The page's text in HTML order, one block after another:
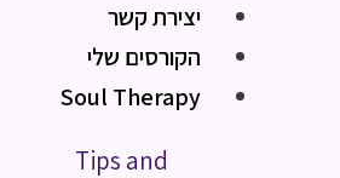
יצירת קשר
הקורסים שלי
Soul Therapy
Tips and